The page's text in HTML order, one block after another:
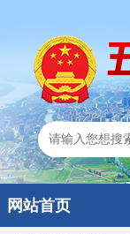
网站首页